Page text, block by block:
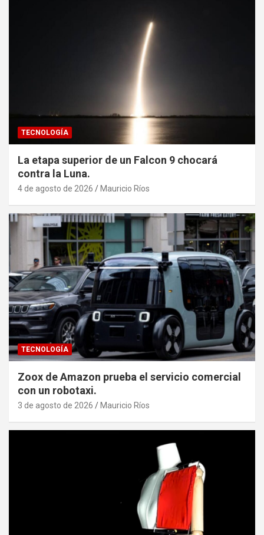
TECNOLOGÍA
La etapa superior de un Falcon 9 chocará
contra la Luna.
4 de agosto de 2026 Mauricio Ríos
TECNOLOGÍA
Zoox de Amazon prueba el servicio comercial
con un robotaxi.
3 de agosto de 2026 Mauricio Ríos